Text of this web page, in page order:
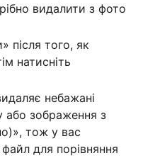
видалити з фото
після того, як
натисніть
небажані
або зображення з
тож у вас
для порівняння